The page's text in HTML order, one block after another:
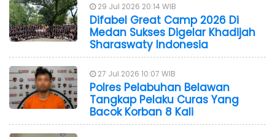
29 Jul 2026 20:14 WIB
Difabel Great Camp 2026 Di
Medan Sukses Digelar Khadijah
Sharaswaty Indonesia
27 Jul 2026 10:07 WIB
Polres Pelabuhan Belawan
Tangkap Pelaku Curas Yang
Bacok Korban 8 Kali